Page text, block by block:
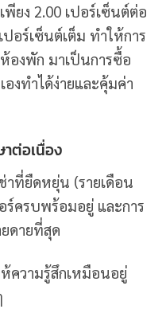
ยง 2.00 เปอร์เซ็นต์ต่อ
อร์เซ็นต์เต็ม ทำให้การ
องพัก มาเป็นการซื้อ
งทำได้ง่ายและคุ้มค่า
ต่อเนื่อง
ที่ยืดหยุ่น (รายเดือน
ร์ครบพร้อมอยู่ และการ
ดายที่สุด
ความรู้สึกเหมือนอยู่